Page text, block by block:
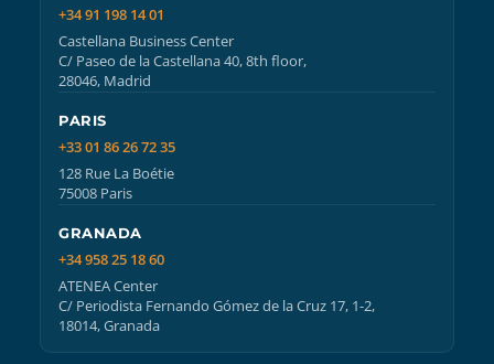
+34 91 198 14 01
Castellana Business Center
C/ Paseo de la Castellana 40, 8th floor,
28046, Madrid
PARIS
+33 01 86 26 72 35
128 Rue La Boétie
75008 Paris
GRANADA
+34 958 25 18 60
ATENEA Center
C/ Periodista Fernando Gómez de la Cruz 17, 1-2,
18014, Granada